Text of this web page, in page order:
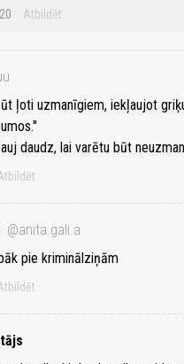
Atbildēt
ļoti uzmanīgiem, iekļaujot
daudz, lai varētu būt
@anita.gali.a
pie kriminālziņām